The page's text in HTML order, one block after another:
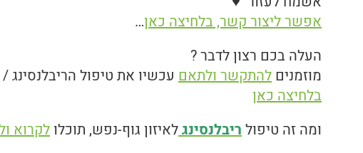
אפשר ליצור קשר, בלחיצה כאן…
העלה בכם רצון לדבר ?
מוזמנים להתקשר ולתאםעכשיו את טיפול הריבלנסינג / NLP שלכם…
בלחיצה כאן
ומה זה טיפולריבלנסינגלאיזון גוף-נפש, תוכלו לקרוא